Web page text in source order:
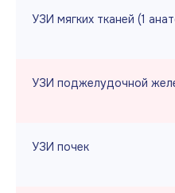
УЗИ мягких тканей (1
УЗИ поджелудочной
УЗИ почек